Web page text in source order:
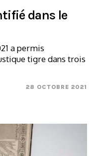
dans le
a permis
tigre dans trois
28 OCTOBRE 2021